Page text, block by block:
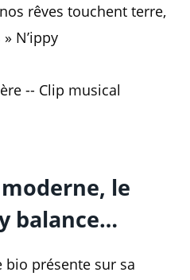
rêves touchent terre,
N’ippy
-- Clip musical
le
balance…
bio présente sur sa